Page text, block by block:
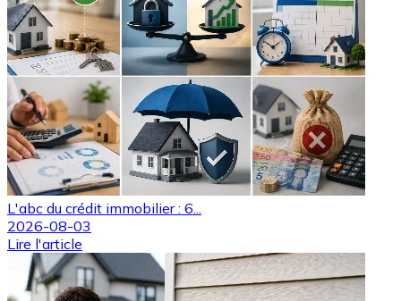
L'abc du crédit immobilier : 6...
2026-08-03
Lire l'article